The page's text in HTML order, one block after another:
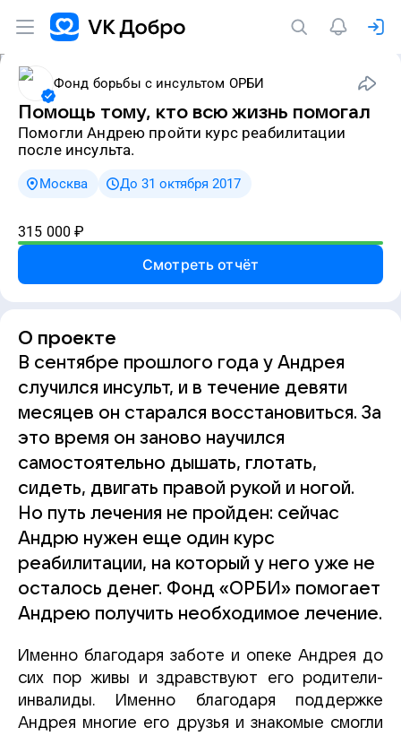
Фонд борьбы с инсультом ОРБИ
Помощь тому, кто всю жизнь помогал
Помогли Андрею пройти курс реабилитации
после инсульта.
Москва До 31 октября 2017
315 000 ₽
Смотреть отчёт
О проекте
В сентябре прошлого года у Андрея
случился инсульт, и в течение девяти
месяцев он старался восстановиться. За
это время он заново научился
самостоятельно дышать, глотать,
сидеть, двигать правой рукой и ногой.
Но путь лечения не пройден: сейчас
Андрю нужен еще один курс
реабилитации, на который у него уже не
осталось денег. Фонд «ОРБИ» помогает
Андрею получить необходимое лечение.
Именно благодаря заботе и опеке Андрея до
сих пор живы и здравствуют его родители-
инвалиды. Именно благодаря поддержке
Андрея многие его друзья и знакомые смогли